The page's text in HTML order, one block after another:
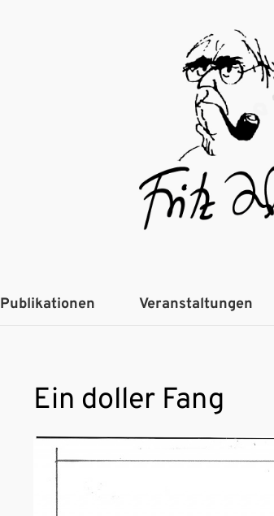
Publikationen Veranstaltungen
Ein doller Fang